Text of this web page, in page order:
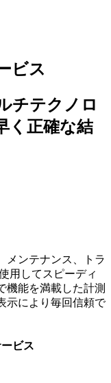
ビス
チテクノロ
く正確な結
メンテナンス、トラ
用してスピーディ
機能を満載した計測
示により毎回信頼で
ビス